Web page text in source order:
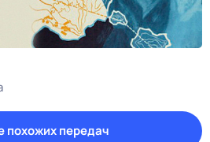
похожих передач